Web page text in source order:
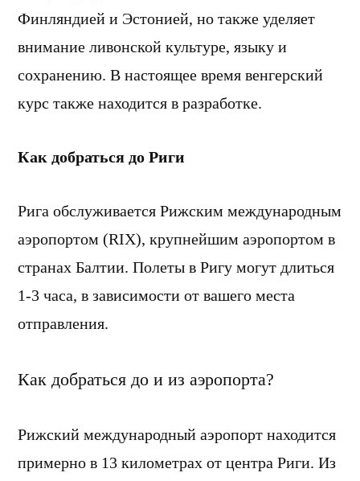
Финляндией и Эстонией, но также уделяет
внимание ливонской культуре, языку и
сохранению. В настоящее время венгерский
курс также находится в разработке.
Как добраться до Риги
Рига обслуживается Рижским международным
аэропортом (RIX), крупнейшим аэропортом в
странах Балтии. Полеты в Ригу могут длиться
1-3 часа, в зависимости от вашего места
отправления.
Как добраться до и из аэропорта?
Рижский международный аэропорт находится
примерно в 13 километрах от центра Риги. Из